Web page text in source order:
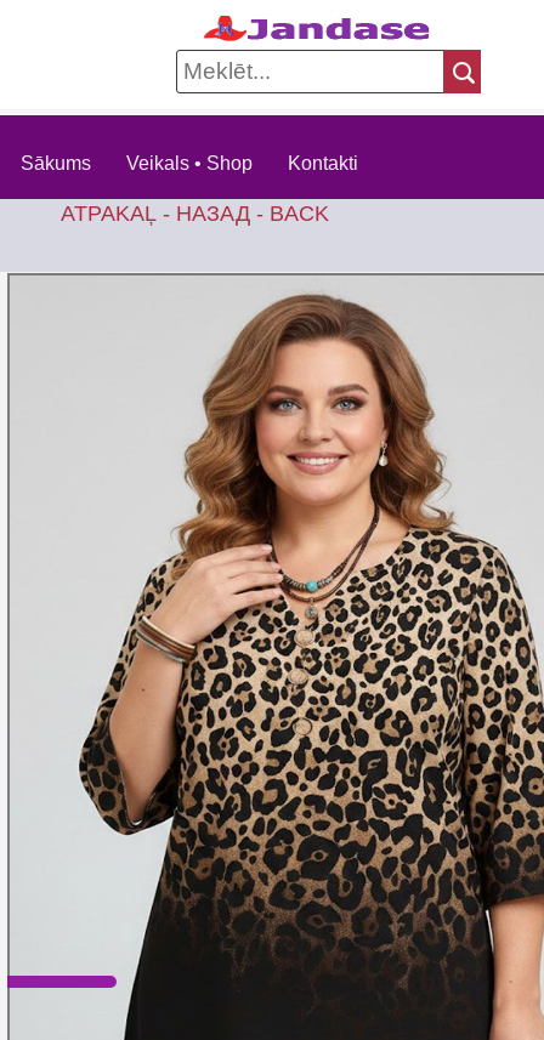
Sākums Veikals • Shop Kontakti
ATPAKAĻ - НАЗАД - BACK